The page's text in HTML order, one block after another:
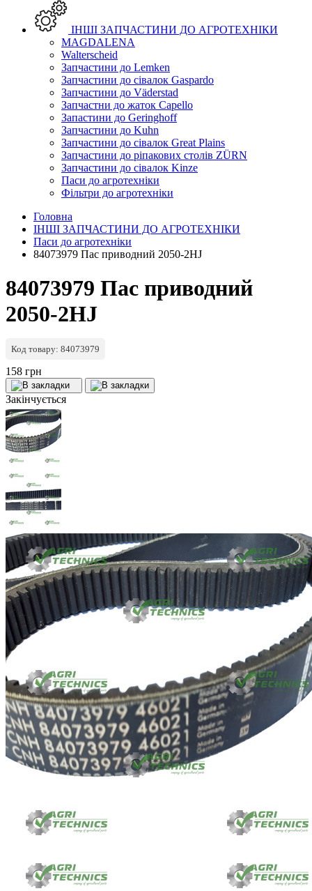
ІНШІ ЗАПЧАСТИНИ ДО АГРОТЕХНІКИ
MAGDALENA
Walterscheid
Запчастини до Lemken
Запчастини до сівалок Gaspardo
Запчастини до Väderstad
Запчастни до жаток Capello
Запастини до Geringhoff
Запчастини до Kuhn
Запчастини до сівалок Great Plains
Запчастини до ріпакових столів ZÜRN
Запчастини до сівалок Kinze
Паси до агротехніки
Фільтри до агротехніки
Головна
ІНШІ ЗАПЧАСТИНИ ДО АГРОТЕХНІКИ
Паси до агротехніки
84073979 Пас приводний 2050-2HJ
84073979 Пас приводний
2050-2HJ
Код товару: 84073979
158 грн
Закінчується